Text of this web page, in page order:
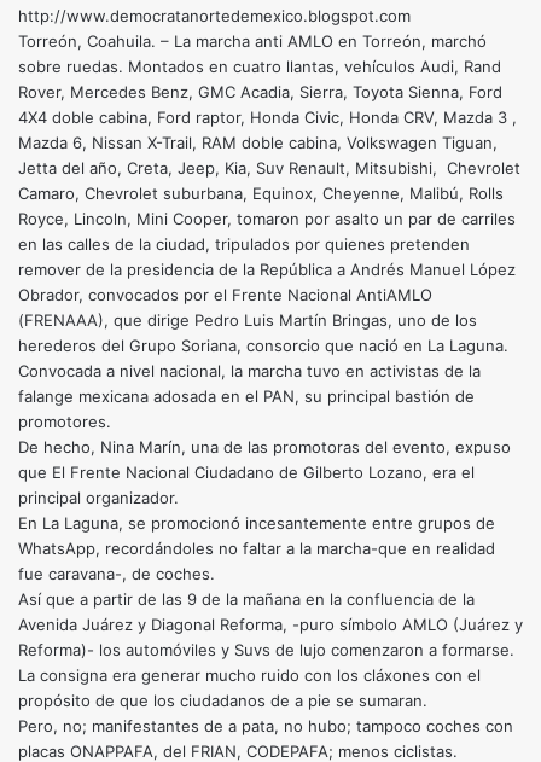
http://www.democratanortedemexico.blogspot.com
Torreón, Coahuila. – La marcha anti AMLO en Torreón, marchó
sobre ruedas. Montados en cuatro llantas, vehículos Audi, Rand
Rover, Mercedes Benz, GMC Acadia, Sierra, Toyota Sienna, Ford
4X4 doble cabina, Ford raptor, Honda Civic, Honda CRV, Mazda 3 ,
Mazda 6, Nissan X-Trail, RAM doble cabina, Volkswagen Tiguan,
Jetta del año, Creta, Jeep, Kia, Suv Renault, Mitsubishi, Chevrolet
Camaro, Chevrolet suburbana, Equinox, Cheyenne, Malibú, Rolls
Royce, Lincoln, Mini Cooper, tomaron por asalto un par de carriles
en las calles de la ciudad, tripulados por quienes pretenden
remover de la presidencia de la República a Andrés Manuel López
Obrador, convocados por el Frente Nacional AntiAMLO
(FRENAAA), que dirige Pedro Luis Martín Bringas, uno de los
herederos del Grupo Soriana, consorcio que nació en La Laguna.
Convocada a nivel nacional, la marcha tuvo en activistas de la
falange mexicana adosada en el PAN, su principal bastión de
promotores.
De hecho, Nina Marín, una de las promotoras del evento, expuso
que El Frente Nacional Ciudadano de Gilberto Lozano, era el
principal organizador.
En La Laguna, se promocionó incesantemente entre grupos de
WhatsApp, recordándoles no faltar a la marcha-que en realidad
fue caravana-, de coches.
Así que a partir de las 9 de la mañana en la confluencia de la
Avenida Juárez y Diagonal Reforma, -puro símbolo AMLO (Juárez y
Reforma)- los automóviles y Suvs de lujo comenzaron a formarse.
La consigna era generar mucho ruido con los cláxones con el
propósito de que los ciudadanos de a pie se sumaran.
Pero, no; manifestantes de a pata, no hubo; tampoco coches con
placas ONAPPAFA, del FRIAN, CODEPAFA; menos ciclistas.